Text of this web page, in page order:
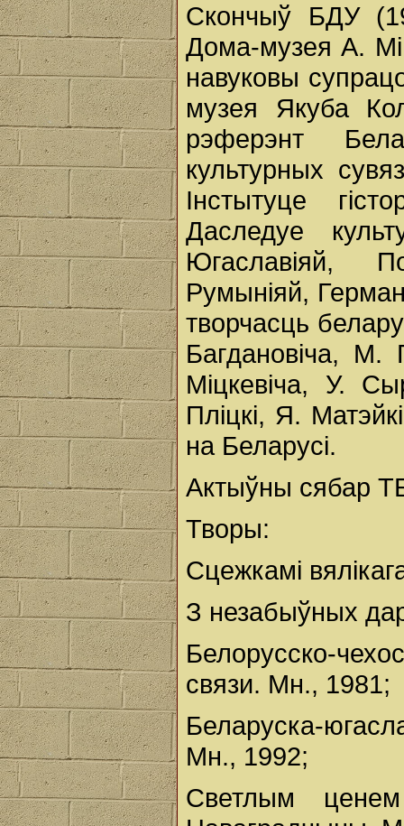
Скончыў БДУ
Дома-музея А.
навуковы
музея Якуба
рэферэнт
культурных
Iнстытуце
Даследуе
Югаславіяй,
Румыніяй,
творчасць
Багдановіча,
Міцкевіча, У.
Пліцкі, Я.
на Беларусі.
Актыўны сябар
Творы:
Сцежкамі
З незабыўных
Белорусско-
связи. Мн., 1981;
Беларуска-
Мн., 1992;
Светлым